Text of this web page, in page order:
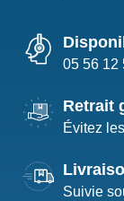
05 56 12
Retrait
Évitez
Suivie